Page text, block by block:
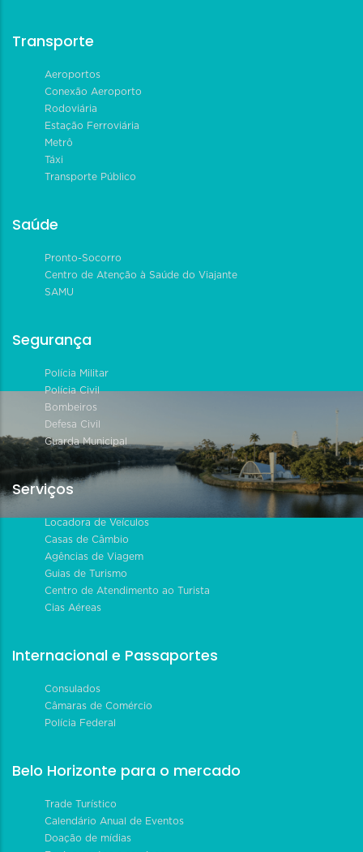
Transporte
Aeroportos
Conexão Aeroporto
Rodoviária
Estação Ferroviária
Metrô
Táxi
Transporte Público
Saúde
Pronto-Socorro
Centro de Atenção à Saúde do Viajante
SAMU
Segurança
Polícia Militar
Polícia Civil
Bombeiros
Defesa Civil
Guarda Municipal
Serviços
Locadora de Veículos
Casas de Câmbio
Agências de Viagem
Guias de Turismo
Centro de Atendimento ao Turista
Cias Aéreas
Internacional e Passaportes
Consulados
Câmaras de Comércio
Polícia Federal
Belo Horizonte para o mercado
Trade Turístico
Calendário Anual de Eventos
Doação de mídias